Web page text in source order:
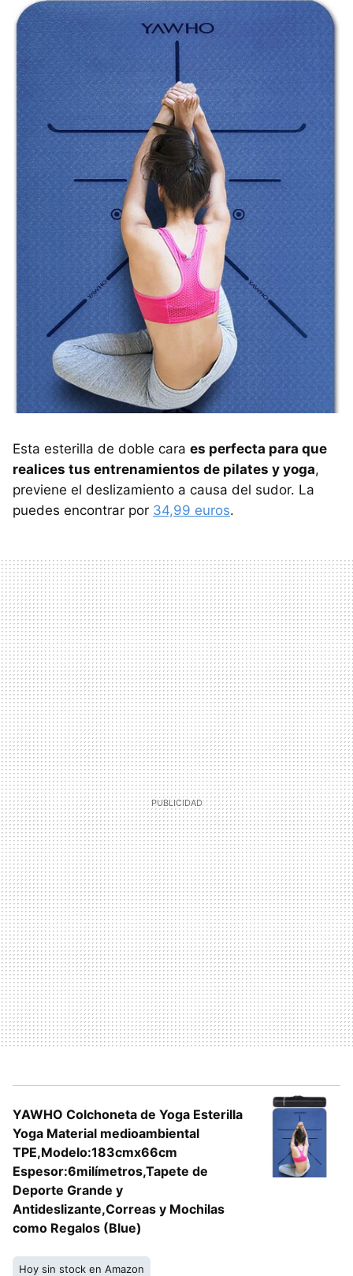
Esta esterilla de doble cara es perfecta para que
realices tus entrenamientos de pilates y yoga,
previene el deslizamiento a causa del sudor. La
puedes encontrar por 34,99 euros.
YAWHO Colchoneta de Yoga Esterilla
Yoga Material medioambiental
TPE,Modelo:183cmx66cm
Espesor:6milímetros,Tapete de
Deporte Grande y
Antideslizante,Correas y Mochilas
como Regalos (Blue)
Hoy sin stock en Amazon